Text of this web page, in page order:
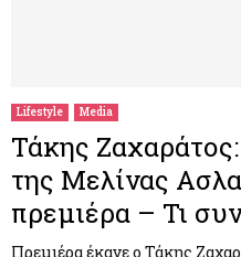
Lifestyle Media
Τάκης
της Μελίνας
πρεμιέρα – Τι
Πρεμιέρα έκανε ο Τάκης